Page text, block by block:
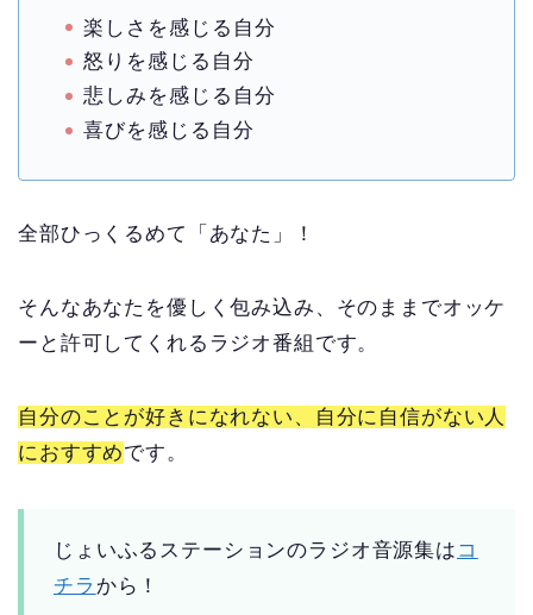
楽しさを感じる自分
怒りを感じる自分
悲しみを感じる自分
喜びを感じる自分
全部ひっくるめて「あなた」！
そんなあなたを優しく包み込み、そのままでオッケ
ーと許可してくれるラジオ番組です。
自分のことが好きになれない、自分に自信がない人
におすすめです。
じょいふるステーションのラジオ音源集は コ
チラ から！